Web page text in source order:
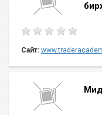
Сайт: